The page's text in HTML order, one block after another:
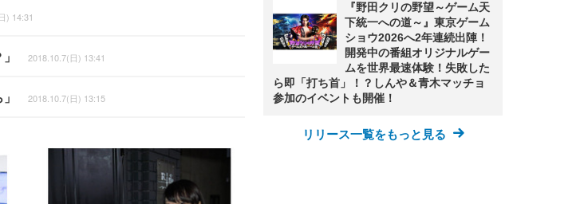
) 14:31
2018.10.7(日) 13:41
2018.10.7(日) 13:15
『野田クリの野望～ゲーム天
下統一への道～』東京ゲーム
ショウ2026へ2年連続出陣！
開発中の番組オリジナルゲー
ムを世界最速体験！失敗した
ら即「打ち首」！？しんや＆青木マッチョ
参加のイベントも開催！
リリース一覧をもっと見る